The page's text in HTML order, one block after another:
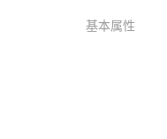
基本属性